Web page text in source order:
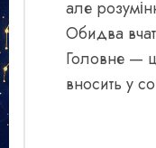
але
Обидва
Головне —
вносить у